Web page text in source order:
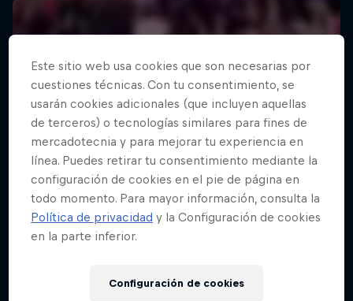
Este sitio web usa cookies que son necesarias por
cuestiones técnicas. Con tu consentimiento, se
usarán cookies adicionales (que incluyen aquellas
de terceros) o tecnologías similares para fines de
mercadotecnia y para mejorar tu experiencia en
línea. Puedes retirar tu consentimiento mediante la
configuración de cookies en el pie de página en
todo momento. Para mayor información, consulta la
Política de privacidad y la Configuración de cookies
en la parte inferior.
Configuración de cookies